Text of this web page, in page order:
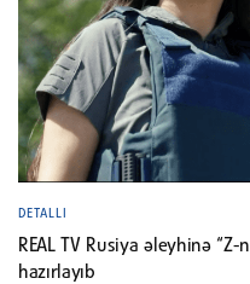
DETALLI
REAL TV Rusiya əleyhinə
hazırlayıb